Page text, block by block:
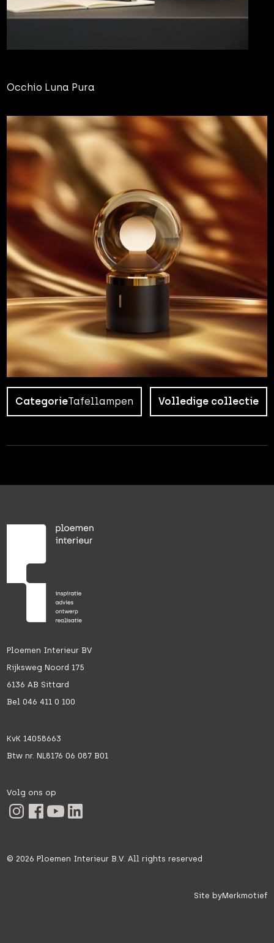
Occhio Luna Pura
CategorieTafellampen Volledige collectie
Ploemen Interieur BV
Rijksweg Noord 175
6136 AB Sittard
Bel 046 411 0 100
KvK 14058663
Btw nr. NL8176 06 087 B01
Volg ons op
© 2026 Ploemen Interieur B.V. All rights reserved
Site byMerkmotief